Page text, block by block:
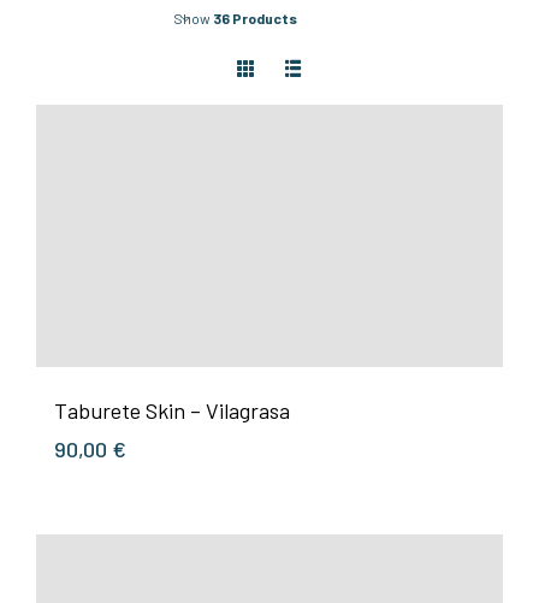
Show 36 Products
Taburete Skin – Vilagrasa
90,00 €